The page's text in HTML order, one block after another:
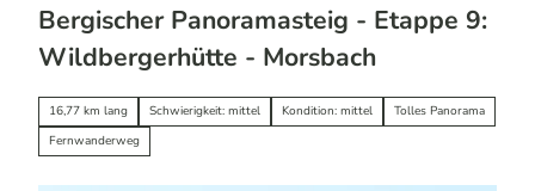
Bergischer Panoramasteig - Etappe 9:
Wildbergerhütte - Morsbach
16,77 km lang Schwierigkeit: mittel Kondition: mittel
Tolles Panorama
Fernwanderweg